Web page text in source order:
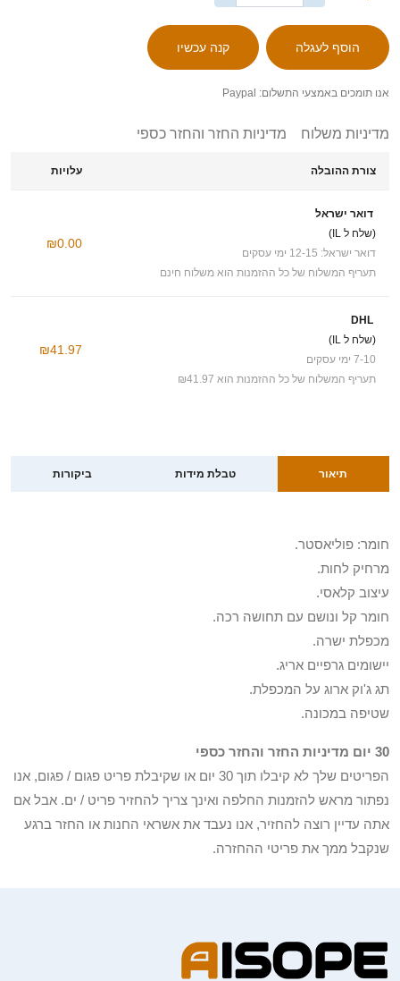
אנו תומכים באמצעי התשלום: Paypal
מדיניות משלוח מדיניות החזר והחזר כספי
צורת ההובלה עלויות
דואר ישראל
(שלח ל IL)
דואר ישראל: 12-15 ימי עסקים
תעריף המשלוח של כל ההזמנות הוא משלוח חינם
₪0.00
DHL
(שלח ל IL)
7-10 ימי עסקים
תעריף המשלוח של כל ההזמנות הוא ₪41.97
₪41.97
תיאור טבלת מידות ביקורות
חומר: פוליאסטר.
מרחיק לחות.
עיצוב קלאסי.
חומר קל ונושם עם תחושה רכה.
מכפלת ישרה.
יישומים גרפיים אריג.
תג ג'וק ארוג על המכפלת.
שטיפה במכונה.
30 יום מדיניות החזר והחזר כספי
הפריטים שלך לא קיבלו תוך 30 יום או שקיבלת פריט פגום / פגום, אנו
נפתור מראש להזמנות החלפה ואינך צריך להחזיר פריט / ים. אבל אם
אתה עדיין רוצה להחזיר, אנו נעבד את אשראי החנות או החזר ברגע
שנקבל ממך את פריטי ההחזרה.